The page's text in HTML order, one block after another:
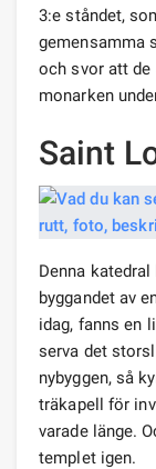
3:e ståndet,
gemensamma
och svor att
monarken
Saint
Denna
byggandet av
idag, fanns en
serva det
nybyggen, så
träkapell för
varade länge.
templet igen.